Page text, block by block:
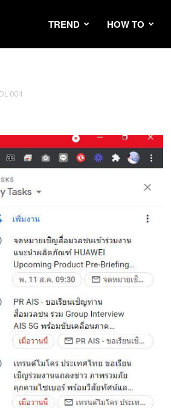
TREND HOW TO
004